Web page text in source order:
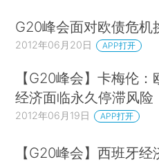
G20峰会面对欧债危机
2012年06月20日 APP打开
【G20峰会】卡梅伦：
经济面临永久停滞风险
2012年06月19日 APP打开
【G20峰会】西班牙